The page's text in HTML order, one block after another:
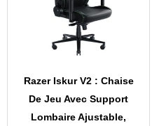
Razer Iskur V2 : Chaise
De Jeu Avec Support
Lombaire Ajustable,